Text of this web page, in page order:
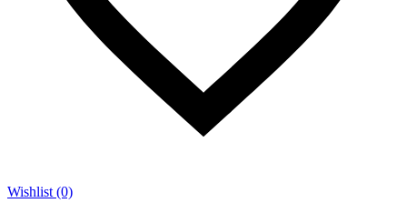
Wishlist (0)